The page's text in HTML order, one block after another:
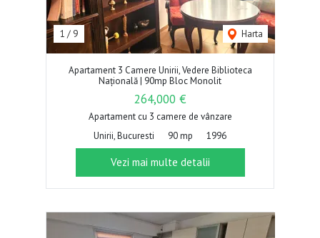
1 / 9 Harta
Apartament 3 Camere Unirii, Vedere Biblioteca
Națională | 90mp Bloc Monolit
264,000 €
Apartament cu 3 camere de vânzare
Unirii, Bucuresti
90 mp 1996
Vezi mai multe detalii